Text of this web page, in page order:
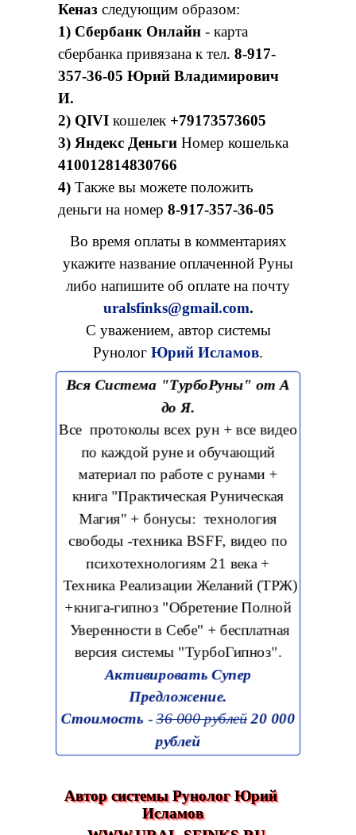
Кеназследующим образом:
1) Сбербанк Онлайн- карта
сбербанка привязана к тел. 8-917-
357-36-05 Юрий Владимирович
И.
2) QIVI кошелек+79173573605
3) Яндекс Деньги Номер кошелька
410012814830766
4) Также вы можете положить
деньги на номер 8-917-357-36-05
Во время оплаты в комментариях
укажите название оплаченной Руны
либо напишите об оплате на почту
uralsfinks@gmail.com.
С уважением, автор системы
Рунолог Юрий Исламов.
Вся Система "ТурбоРуны" от А
до Я.
Все протоколы всех рун + все видео
по каждой руне и обучающий
материал по работе с рунами +
книга "Практическая Руническая
Магия" + бонусы: технология
свободы -техника BSFF, видео по
психотехнологиям 21 века +
Техника Реализации Желаний (ТРЖ)
+книга-гипноз "Обретение Полной
Уверенности в Себе" + бесплатная
версия системы "ТурбоГипноз".
Активировать Супер
Предложение.
Стоимость -36 000 рублей 20 000
рублей
Автор системы Рунолог Юрий
Исламов